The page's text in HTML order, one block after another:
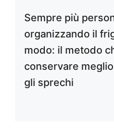
Sempre più
organizzando il
modo: il metodo
conservare
gli sprechi